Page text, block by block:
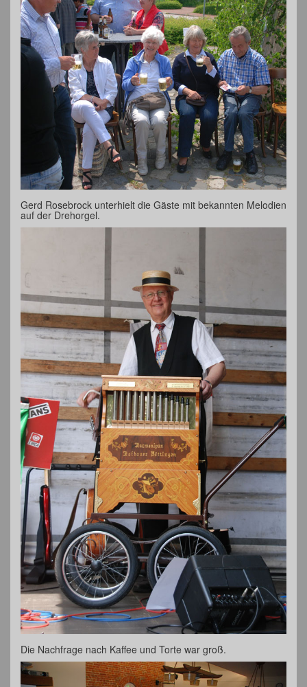
Gerd Rosebrock unterhielt die Gäste mit bekannten Melodien
auf der Drehorgel.
Die Nachfrage nach Kaffee und Torte war groß.